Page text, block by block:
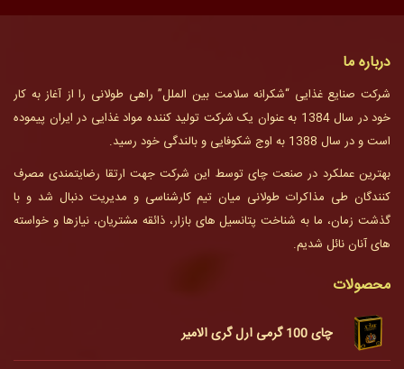
درباره ما
شرکت صنایع غذایی “شکرانه سلامت بین الملل” راهی طولانی را از آغاز به کار
خود در سال 1384 به عنوان یک شرکت تولید کننده مواد غذایی در ایران پیموده
است و در سال 1388 به اوج شکوفایی و بالندگی خود رسید.
بهترین عملکرد در صنعت چای توسط این شرکت جهت ارتقا رضایتمندی مصرف
کنندگان طی مذاکرات طولانی میان تیم کارشناسی و مدیریت دنبال شد و با
گذشت زمان، ما به شناخت پتانسیل های بازار، ذائقه مشتریان، نیازها و خواسته
های آنان نائل شدیم.
محصولات
چای 100 گرمی ارل گری الامیر